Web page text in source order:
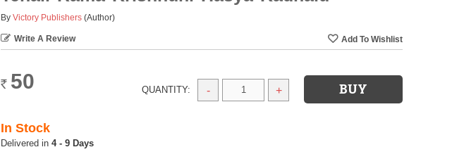
By Victory Publishers (Author)
Write A Review
Rs. 50 QUANTITY: - +
In Stock
4 - 9 Days